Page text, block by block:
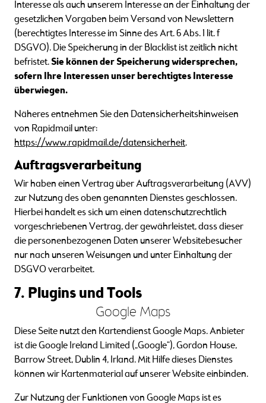
Interesse als auch unserem Interesse an der Einhaltung der
gesetzlichen Vorgaben beim Versand von Newslettern
(berechtigtes Interesse im Sinne des Art. 6 Abs. 1 lit. f
DSGVO). Die Speicherung in der Blacklist ist zeitlich nicht
befristet.Sie können der Speicherung widersprechen,
sofern Ihre Interessen unser berechtigtes Interesse
überwiegen.
Näheres entnehmen Sie den Datensicherheitshinweisen
von Rapidmail unter:
https://www.rapidmail.de/datensicherheit.
Auftragsverarbeitung
Wir haben einen Vertrag über Auftragsverarbeitung (AVV)
zur Nutzung des oben genannten Dienstes geschlossen.
Hierbei handelt es sich um einen datenschutzrechtlich
vorgeschriebenen Vertrag, der gewährleistet, dass dieser
die personenbezogenen Daten unserer Websitebesucher
nur nach unseren Weisungen und unter Einhaltung der
DSGVO verarbeitet.
7. Plugins und Tools
Google Maps
Diese Seite nutzt den Kartendienst Google Maps. Anbieter
ist die Google Ireland Limited („Google“), Gordon House,
Barrow Street, Dublin 4, Irland. Mit Hilfe dieses Dienstes
können wir Kartenmaterial auf unserer Website einbinden.
Zur Nutzung der Funktionen von Google Maps ist es